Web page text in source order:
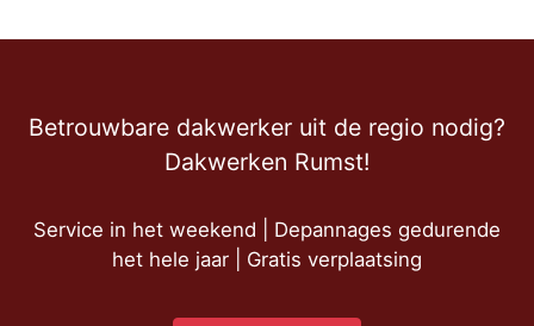
Betrouwbare dakwerker uit de regio nodig?
Dakwerken Rumst!
Service in het weekend | Depannages gedurende
het hele jaar | Gratis verplaatsing